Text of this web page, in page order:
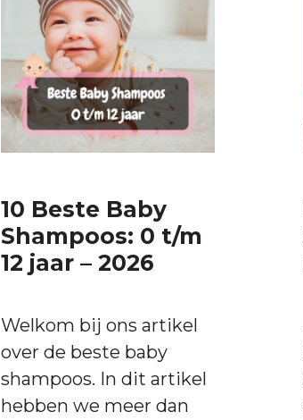
10 Beste Baby
Shampoos: 0 t/m
12 jaar – 2026
Welkom bij ons artikel
over de beste baby
shampoos. In dit artikel
hebben we meer dan